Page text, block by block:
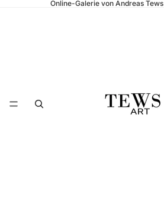
Online-Galerie von Andreas Tews